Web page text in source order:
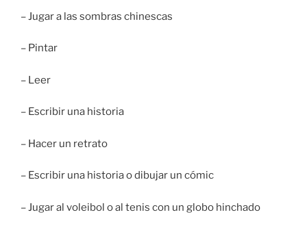
– Jugar a las sombras chinescas
– Pintar
– Leer
– Escribir una historia
– Hacer un retrato
– Escribir una historia o dibujar un cómic
– Jugar al voleibol o al tenis con un globo hinchado